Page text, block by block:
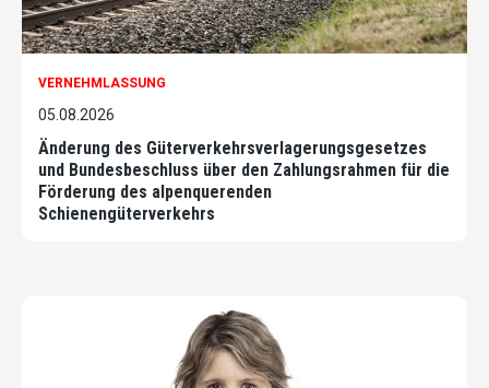
VERNEHMLASSUNG
05.08.2026
Änderung des Güterverkehrsverlagerungsgesetzes
und Bundesbeschluss über den Zahlungsrahmen für die
Förderung des alpenquerenden
Schienengüterverkehrs